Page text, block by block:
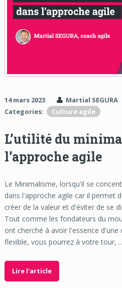
14 mars 2023 Martial SEGURA
Categories:
Culture agile
L’utilité du
l’approche agile
Le Minimalisme, lorsqu'il se
dans l'approche agile car il permet
créer de la valeur et d'éviter de se
Tout comme les fondateurs du
ont cherché à avoir l'essence
flexible, vous pourrez à votre tour,
Lire l'article